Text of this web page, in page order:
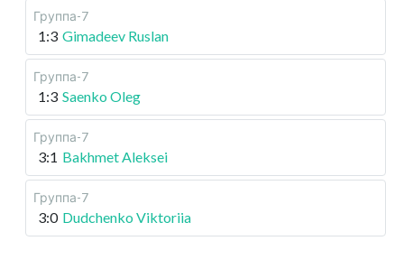
Группа-7
1:3 Gimadeev Ruslan
Группа-7
1:3 Saenko Oleg
Группа-7
3:1 Bakhmet Aleksei
Группа-7
3:0 Dudchenko Viktoriia